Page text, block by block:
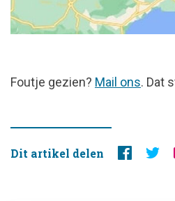
FOUTJE
GEZIEN?
Foutje gezien? Mail ons. Dat
Dit artikel delen